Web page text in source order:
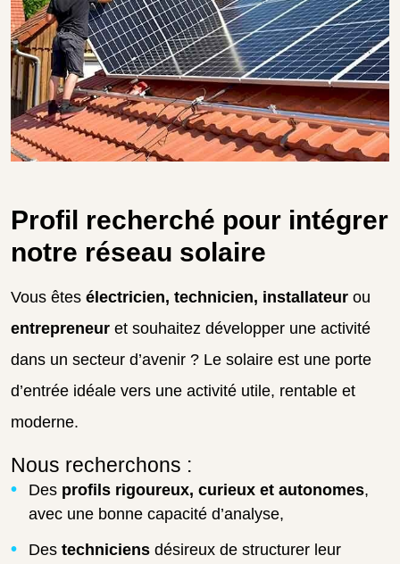
Profil recherché pour intégrer
notre réseau solaire
Vous êtes électricien, technicien, installateur ou
entrepreneur et souhaitez développer une activité
dans un secteur d’avenir ? Le solaire est une porte
d’entrée idéale vers une activité utile, rentable et
moderne.
Nous recherchons :
Des profils rigoureux, curieux et autonomes,
avec une bonne capacité d’analyse,
Des techniciens désireux de structurer leur